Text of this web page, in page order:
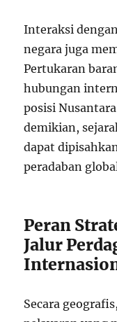
Interaksi
negara juga
Pertukaran
hubungan
posisi
demikian,
dapat
peradaban
Peran
Jalur
Secara